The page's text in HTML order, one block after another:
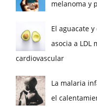
melanoma y
El aguacate
asocia a LDL
cardiovascular
La malaria
el